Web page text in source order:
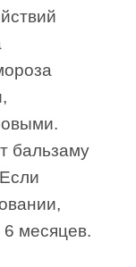
бальзаму
6 месяцев.